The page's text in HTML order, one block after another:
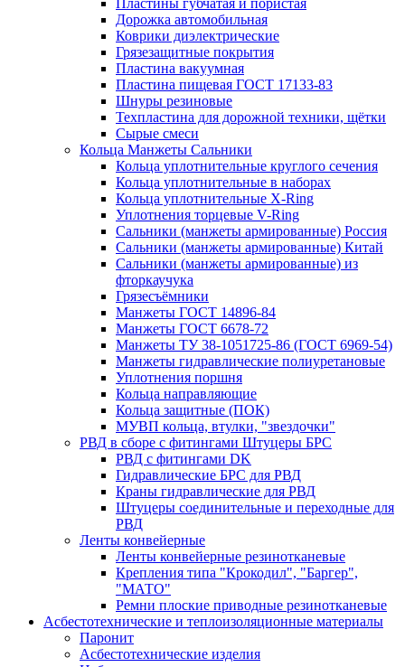
Пластины губчатая и пористая
Дорожка автомобильная
Коврики диэлектрические
Грязезащитные покрытия
Пластина вакуумная
Пластина пищевая ГОСТ 17133-83
Шнуры резиновые
Техпластина для дорожной техники, щётки
Сырые смеси
Кольца Манжеты Сальники
Кольца уплотнительные круглого сечения
Кольца уплотнительные в наборах
Кольца уплотнительные Х-Ring
Уплотнения торцевые V-Ring
Сальники (манжеты армированные) Россия
Сальники (манжеты армированные) Китай
Сальники (манжеты армированные) из
фторкаучука
Грязесъёмники
Манжеты ГОСТ 14896-84
Манжеты ГОСТ 6678-72
Манжеты ТУ 38-1051725-86 (ГОСТ 6969-54)
Манжеты гидравлические полиуретановые
Уплотнения поршня
Кольца направляющие
Кольца защитные (ПОК)
МУВП кольца, втулки, "звездочки"
РВД в сборе с фитингами Штуцеры БРС
РВД с фитингами DK
Гидравлические БРС для РВД
Краны гидравлические для РВД
Штуцеры соединительные и переходные для
РВД
Ленты конвейерные
Ленты конвейерные резинотканевые
Крепления типа "Крокодил", "Баргер",
"МАТО"
Ремни плоские приводные резинотканевые
Асбестотехнические и теплоизоляционные материалы
Паронит
Асбестотехнические изделия